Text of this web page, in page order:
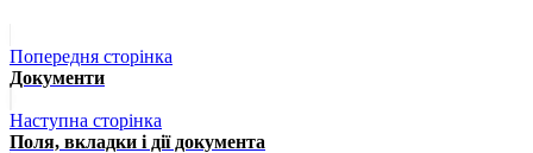
Попередня сторінка
Документи
Наступна сторінка
Поля, вкладки і дії документа